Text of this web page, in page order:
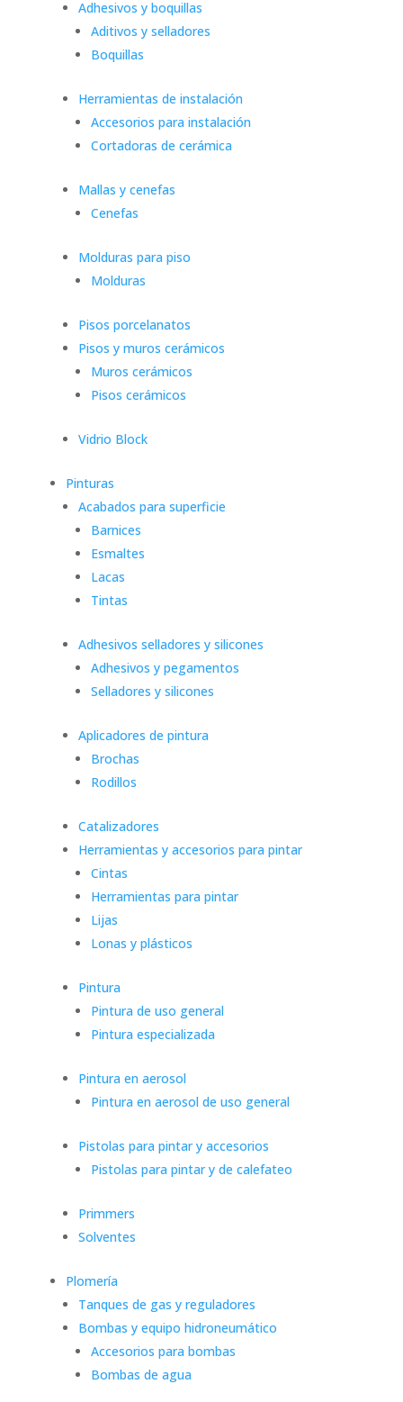
Adhesivos y boquillas
Aditivos y selladores
Boquillas
Herramientas de instalación
Accesorios para instalación
Cortadoras de cerámica
Mallas y cenefas
Cenefas
Molduras para piso
Molduras
Pisos porcelanatos
Pisos y muros cerámicos
Muros cerámicos
Pisos cerámicos
Vidrio Block
Pinturas
Acabados para superficie
Barnices
Esmaltes
Lacas
Tintas
Adhesivos selladores y silicones
Adhesivos y pegamentos
Selladores y silicones
Aplicadores de pintura
Brochas
Rodillos
Catalizadores
Herramientas y accesorios para pintar
Cintas
Herramientas para pintar
Lijas
Lonas y plásticos
Pintura
Pintura de uso general
Pintura especializada
Pintura en aerosol
Pintura en aerosol de uso general
Pistolas para pintar y accesorios
Pistolas para pintar y de calefateo
Primmers
Solventes
Plomería
Tanques de gas y reguladores
Bombas y equipo hidroneumático
Accesorios para bombas
Bombas de agua